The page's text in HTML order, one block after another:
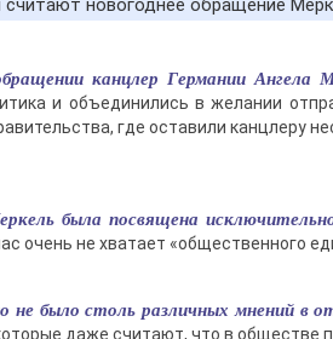
канцлер Германии
и объединились в желании
где оставили канцлеру
была посвящена
очень не хватает «общественного
не было столь различных мнений в
даже считают, что в обществе